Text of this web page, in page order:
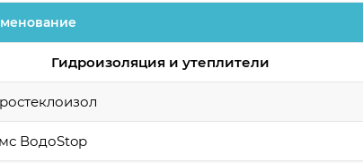
Гидроизоляция и утеплители
ВодоStop